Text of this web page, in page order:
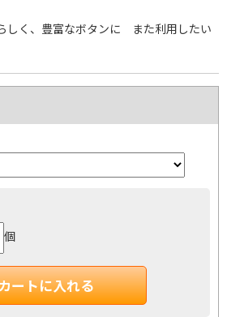
しく、豊富なボタンに また利用したい
個